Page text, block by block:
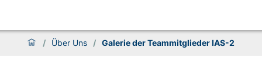
/ Über Uns / Galerie der Teammitglieder IAS-2